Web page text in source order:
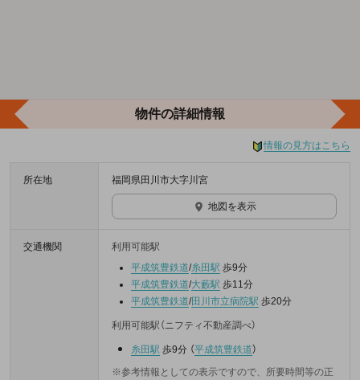
物件の詳細情報
情報の見方はこちら
所在地 福岡県田川市大字川宮
地図を表示
交通機関
利用可能駅
平成筑豊鉄道/糸田駅 歩9分
平成筑豊鉄道/大藪駅 歩11分
平成筑豊鉄道/田川市立病院駅 歩20分
利用可能駅（ニフティ不動産調べ）
糸田駅 歩9分 （平成筑豊鉄道）
※参考情報としての表示ですので、所要時間等の正